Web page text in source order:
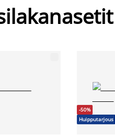
-50%
Huipputarjous